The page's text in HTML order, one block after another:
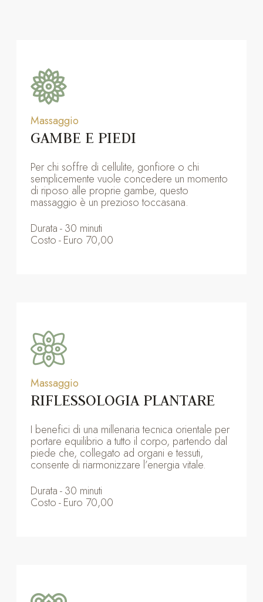
Massaggio
GAMBE E PIEDI
Per chi soffre di cellulite, gonfiore o chi
semplicemente vuole concedere un momento
di riposo alle proprie gambe, questo
massaggio è un prezioso toccasana.
Durata-30 minuti
Costo-Euro 70,00
Massaggio
RIFLESSOLOGIA PLANTARE
I benefici di una millenaria tecnica orientale per
portare equilibrio a tutto il corpo, partendo dal
piede che, collegato ad organi e tessuti,
consente di riarmonizzare l’energia vitale.
Durata-30 minuti
Costo-Euro 70,00